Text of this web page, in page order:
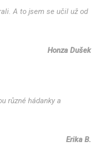
A to jsem se učil už od
Honza Dušek
různé hádanky a
Erika B.